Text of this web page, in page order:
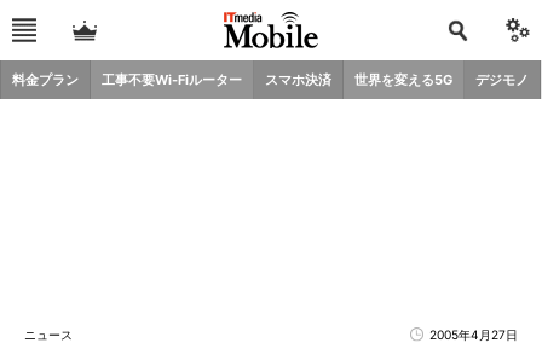
料金プラン 工事不要Wi-Fiルーター スマホ決済 世界を変える5G デジモノ
ニュース 2005年4月27日